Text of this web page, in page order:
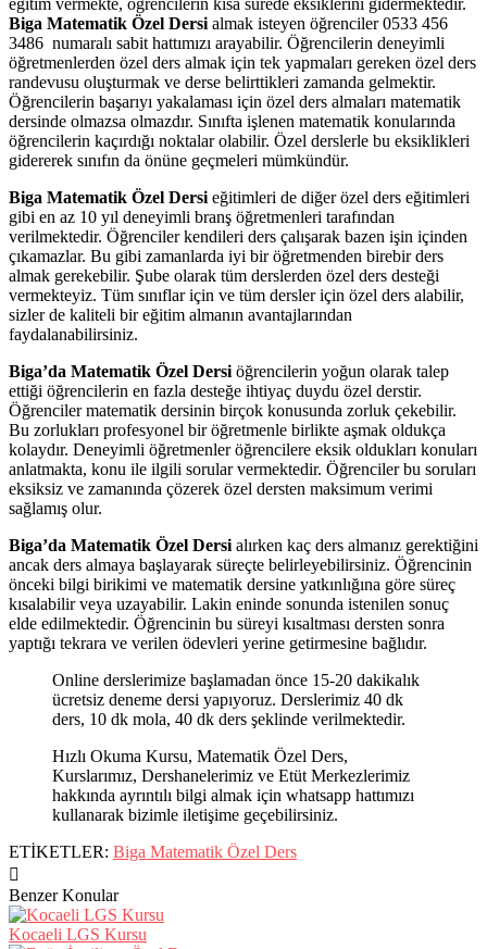
eğitim vermekte, öğrencilerin kısa sürede eksiklerini gidermektedir.
Biga Matematik Özel Dersi almak isteyen öğrenciler 0533 456
3486 numaralı sabit hattımızı arayabilir. Öğrencilerin deneyimli
öğretmenlerden özel ders almak için tek yapmaları gereken özel ders
randevusu oluşturmak ve derse belirttikleri zamanda gelmektir.
Öğrencilerin başarıyı yakalaması için özel ders almaları matematik
dersinde olmazsa olmazdır. Sınıfta işlenen matematik konularında
öğrencilerin kaçırdığı noktalar olabilir. Özel derslerle bu eksiklikleri
gidererek sınıfın da önüne geçmeleri mümkündür.
Biga Matematik Özel Dersi eğitimleri de diğer özel ders eğitimleri
gibi en az 10 yıl deneyimli branş öğretmenleri tarafından
verilmektedir. Öğrenciler kendileri ders çalışarak bazen işin içinden
çıkamazlar. Bu gibi zamanlarda iyi bir öğretmenden birebir ders
almak gerekebilir. Şube olarak tüm derslerden özel ders desteği
vermekteyiz. Tüm sınıflar için ve tüm dersler için özel ders alabilir,
sizler de kaliteli bir eğitim almanın avantajlarından
faydalanabilirsiniz.
Biga’da Matematik Özel Dersi öğrencilerin yoğun olarak talep
ettiği öğrencilerin en fazla desteğe ihtiyaç duydu özel derstir.
Öğrenciler matematik dersinin birçok konusunda zorluk çekebilir.
Bu zorlukları profesyonel bir öğretmenle birlikte aşmak oldukça
kolaydır. Deneyimli öğretmenler öğrencilere eksik oldukları konuları
anlatmakta, konu ile ilgili sorular vermektedir. Öğrenciler bu soruları
eksiksiz ve zamanında çözerek özel dersten maksimum verimi
sağlamış olur.
Biga’da Matematik Özel Dersi alırken kaç ders almanız gerektiğini
ancak ders almaya başlayarak süreçte belirleyebilirsiniz. Öğrencinin
önceki bilgi birikimi ve matematik dersine yatkınlığına göre süreç
kısalabilir veya uzayabilir. Lakin eninde sonunda istenilen sonuç
elde edilmektedir. Öğrencinin bu süreyi kısaltması dersten sonra
yaptığı tekrara ve verilen ödevleri yerine getirmesine bağlıdır.
Online derslerimize başlamadan önce 15-20 dakikalık
ücretsiz deneme dersi yapıyoruz. Derslerimiz 40 dk
ders, 10 dk mola, 40 dk ders şeklinde verilmektedir.
Hızlı Okuma Kursu, Matematik Özel Ders,
Kurslarımız, Dershanelerimiz ve Etüt Merkezlerimiz
hakkında ayrıntılı bilgi almak için whatsapp hattımızı
kullanarak bizimle iletişime geçebilirsiniz.
ETİKETLER: Biga Matematik Özel Ders
Benzer Konular
Kocaeli LGS Kursu